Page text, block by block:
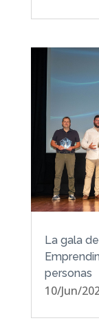
La gala
personas
10/Jun/